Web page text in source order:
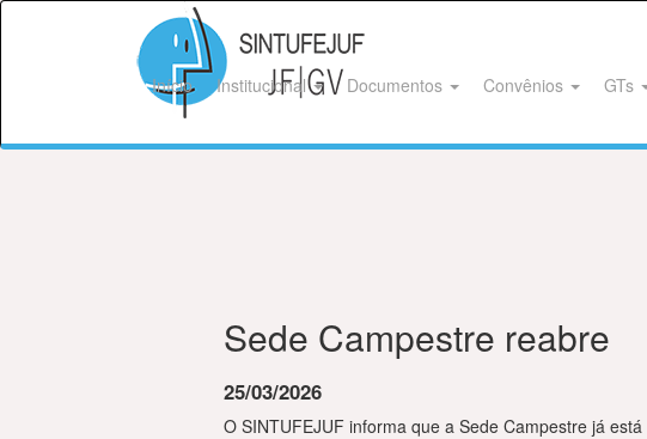
Início Institucional Documentos Convênios GTs
Sede Campestre reabre
25/03/2026
O SINTUFEJUF informa que a Sede Campestre já